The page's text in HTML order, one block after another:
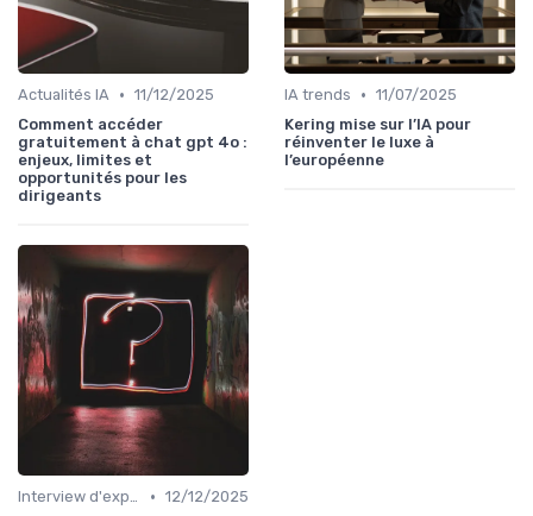
Actualités IA • 11/12/2025
Comment accéder
gratuitement à chat gpt 4o :
enjeux, limites et
opportunités pour les
dirigeants
IA trends • 11/07/2025
Kering mise sur l’IA pour
réinventer le luxe à
l’européenne
Interview d'expert • 12/12/2025